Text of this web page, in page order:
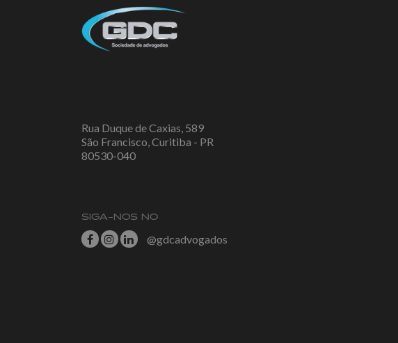
Rua Duque de Caxias, 589
São Francisco, Curitiba - PR
80530-040
SIGA-NOS NO
@gdcadvogados